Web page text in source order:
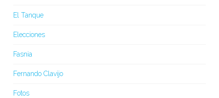
El Tanque
Elecciones
Fasnia
Fernando Clavijo
Fotos